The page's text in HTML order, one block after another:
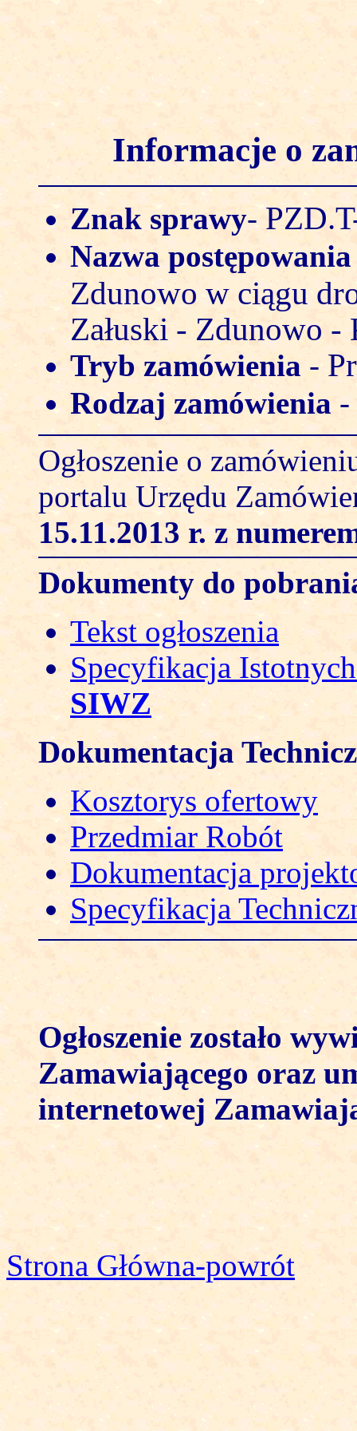
Informacje o
Znak sprawy-
Nazwa
Zdunowo w ciągu
Załuski - Zdunowo -
Tryb zamówienia -
Rodzaj zamówienia -
Ogłoszenie o
portalu Urzędu
15.11.2013 r. z
Dokumenty do
Tekst ogłoszenia
Specyfikacja
SIWZ
Dokumentacja
Kosztorys ofertowy
Przedmiar Robót
Dokumentacja
Specyfikacja
Ogłoszenie zostało
Zamawiającego oraz
internetowej
Strona Główna-powrót